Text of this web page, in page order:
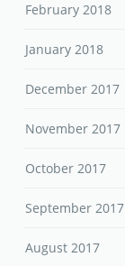
February 2018
January 2018
December 2017
November 2017
October 2017
September 2017
August 2017